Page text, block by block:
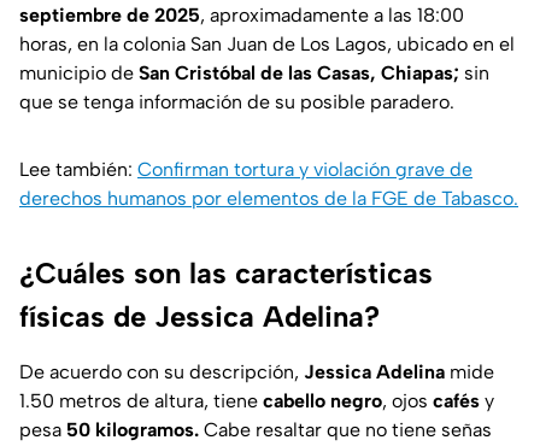
septiembre de 2025, aproximadamente a las 18:00
horas, en la colonia San Juan de Los Lagos, ubicado en el
municipio de San Cristóbal de las Casas, Chiapas; sin
que se tenga información de su posible paradero.
Lee también: Confirman tortura y violación grave de
derechos humanos por elementos de la FGE de Tabasco.
¿Cuáles son las características
físicas de Jessica Adelina?
De acuerdo con su descripción, Jessica Adelina mide
1.50 metros de altura, tiene cabello negro, ojos cafés y
pesa 50 kilogramos. Cabe resaltar que no tiene señas